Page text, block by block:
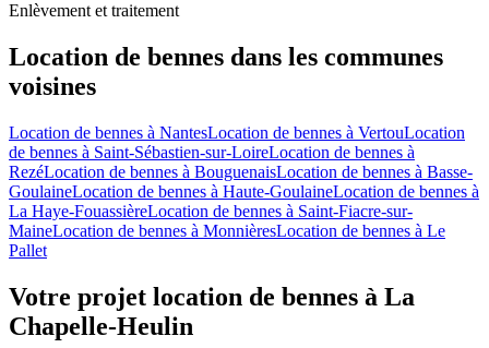
Enlèvement et traitement
Location de bennes dans les communes
voisines
Location de bennes à NantesLocation de bennes à VertouLocation
de bennes à Saint-Sébastien-sur-LoireLocation de bennes à
RezéLocation de bennes à BouguenaisLocation de bennes à Basse-
GoulaineLocation de bennes à Haute-GoulaineLocation de bennes à
La Haye-FouassièreLocation de bennes à Saint-Fiacre-sur-
MaineLocation de bennes à MonnièresLocation de bennes à Le
Pallet
Votre projet location de bennes à La
Chapelle-Heulin